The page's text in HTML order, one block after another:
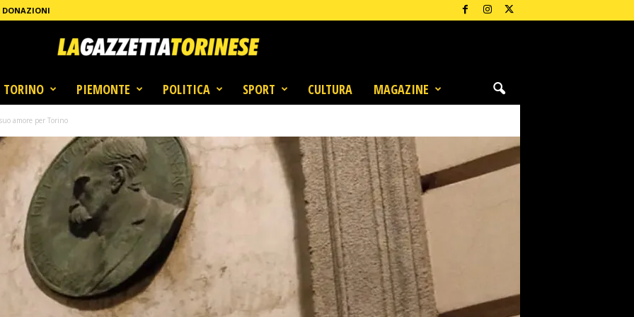
DONAZIONI
TORINO PIEMONTE POLITICA SPORT CULTURA MAGAZINE
amore per Torino